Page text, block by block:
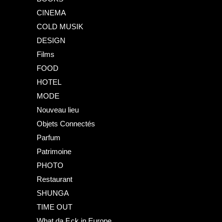
CINEMA
COLD MUSIK
DESIGN
Films
FOOD
HOTEL
MODE
Nouveau lieu
Objets Connectés
Parfum
Patrimoine
PHOTO
Restaurant
SHUNGA
TIME OUT